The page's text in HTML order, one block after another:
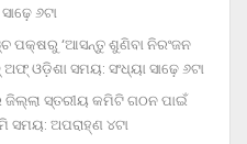
୬ଟା
ପକ୍ଷରୁ ‘ଆସନ୍ତୁ ଶୁଣିବା ନିରଂଜନ
ଓଡ଼ିଶା ସମୟ: ସଂଧ୍ୟା ସାଢ଼େ ୬ଟା
ଜିଲ୍ଲା ସ୍ତରୀୟ କମିଟି ଗଠନ ପାଇଁ
ସମୟ: ଅପରାହ୍‌ଣ ୪ଟା